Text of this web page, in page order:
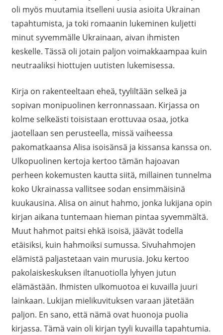
oli myös muutamia itselleni uusia asioita Ukrainan
tapahtumista, ja toki romaanin lukeminen kuljetti
minut syvemmälle Ukrainaan, aivan ihmisten
keskelle. Tässä oli jotain paljon voimakkaampaa kuin
neutraaliksi hiottujen uutisten lukemisessa.
Kirja on rakenteeltaan eheä, tyyliltään selkeä ja
sopivan monipuolinen kerronnassaan. Kirjassa on
kolme selkeästi toisistaan erottuvaa osaa, jotka
jaotellaan sen perusteella, missä vaiheessa
pakomatkaansa Alisa isoisänsä ja kissansa kanssa on.
Ulkopuolinen kertoja kertoo tämän hajoavan
perheen kokemusten kautta siitä, millainen tunnelma
koko Ukrainassa vallitsee sodan ensimmäisinä
kuukausina. Alisa on ainut hahmo, jonka lukijana opin
kirjan aikana tuntemaan hieman pintaa syvemmältä.
Muut hahmot paitsi ehkä isoisä, jäävät todella
etäisiksi, kuin hahmoiksi sumussa. Sivuhahmojen
elämistä paljastetaan vain murusia. Joku kertoo
pakolaiskeskuksen iltanuotiolla lyhyen jutun
elämästään. Ihmisten ulkomuotoa ei kuvailla juuri
lainkaan. Lukijan mielikuvituksen varaan jätetään
paljon. En sano, että nämä ovat huonoja puolia
kirjassa. Tämä vain oli kirjan tyyli kuvailla tapahtumia.